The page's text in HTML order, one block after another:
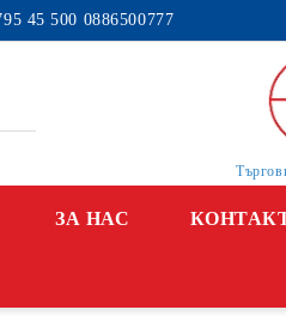
45 500 0886500777
ЗА НАС